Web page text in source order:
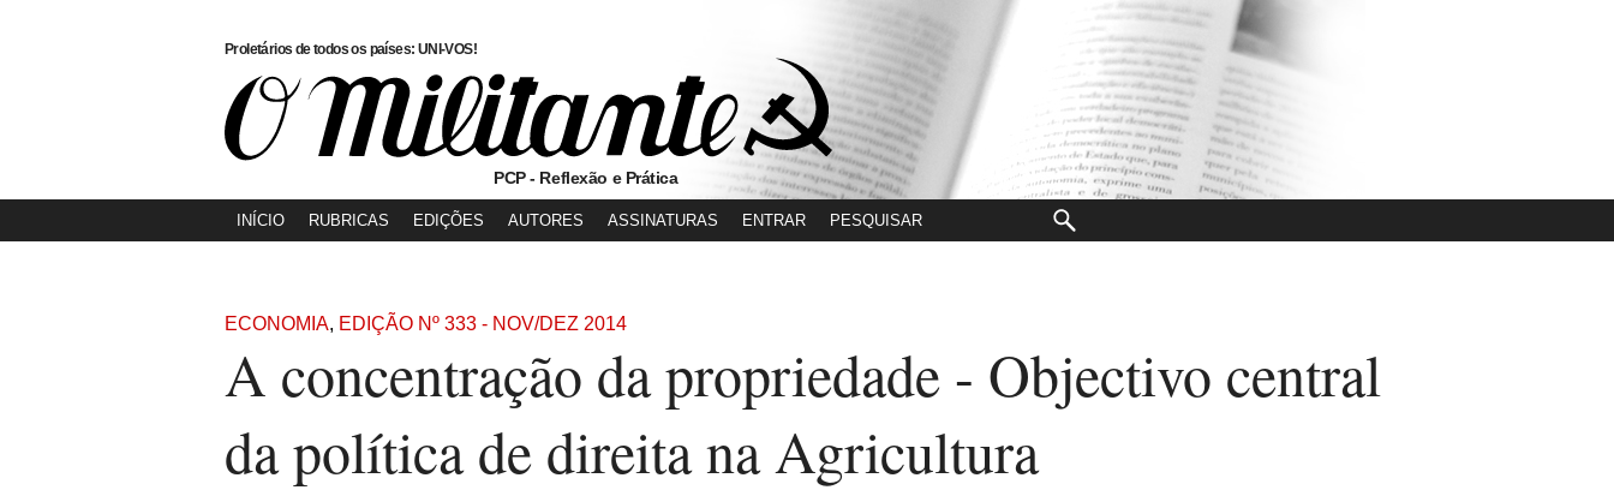
Proletários de todos os países: UNI-VOS!
PCP - Reflexão e Prática
INÍCIO RUBRICAS EDIÇÕES AUTORES ASSINATURAS ENTRAR
ECONOMIA, EDIÇÃO Nº 333 - NOV/DEZ 2014
A concentração da propriedade - Objectivo central
da política de direita na Agricultura